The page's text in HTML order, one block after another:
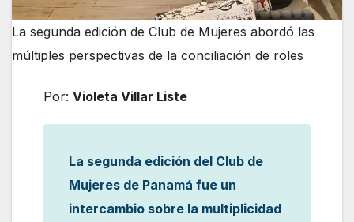
La segunda edición de Club de Mujeres abordó las
múltiples perspectivas de la conciliación de roles
Por: Violeta Villar Liste
La segunda edición del Club de
Mujeres de Panamá fue un
intercambio sobre la multiplicidad